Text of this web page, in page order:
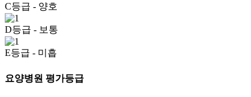
C등급 - 양호
D등급 - 보통
E등급 - 미흡
요양병원 평가등급